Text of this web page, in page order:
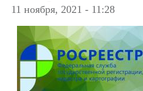
11 ноября, 2021 - 11:28